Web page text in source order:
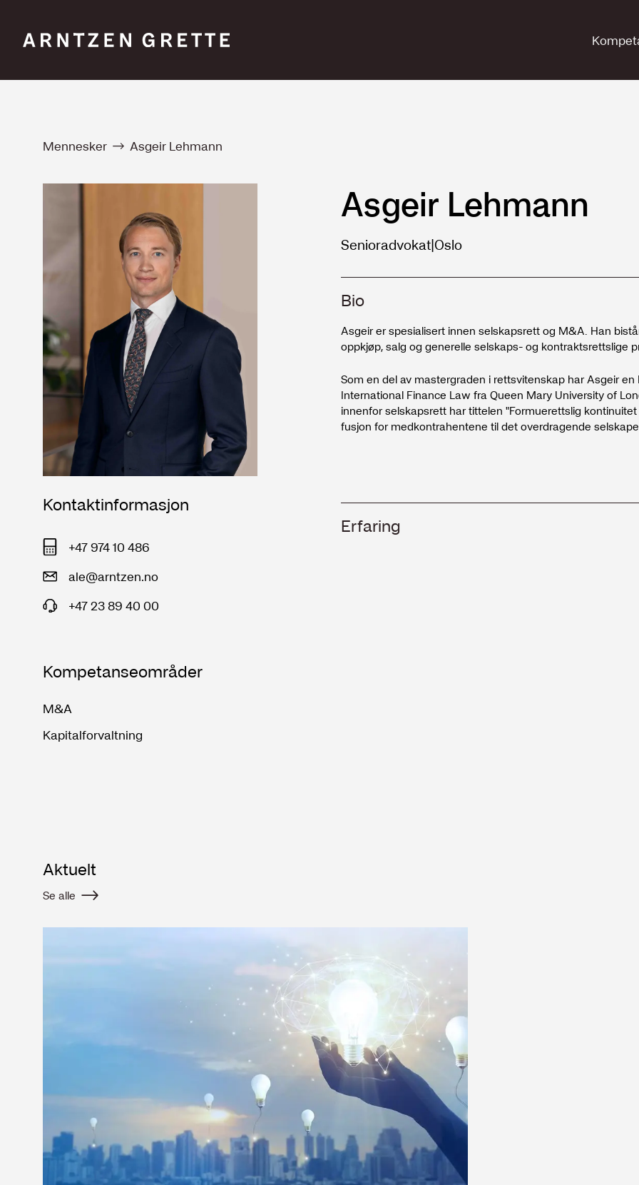
Mennesker Asgeir Lehmann
Kontaktinformasjon
+47 974 10 486
ale@arntzen.no
+47 23 89 40 00
Kompetanseområder
M&A
Kapitalforvaltning
Asgeir Lehmann
Senioradvokat|Oslo
Bio
Asgeir er spesialisert innen selskapsrett og M&A. Han
oppkjøp, salg og generelle selskaps- og kontraktsrettslige
Som en del av mastergraden i rettsvitenskap har Asgeir
International Finance Law fra Queen Mary University of
innenfor selskapsrett har tittelen "Formuerettslig
fusjon for medkontrahentene til det overdragende
Erfaring
2016 - 2017
Universitetet i Bergen
Arbeidsgruppeleder
Utdanning
2019 - 2020
Queen Mary University of London
Spesialfag som en del av mastergraden
2015 - 2020
Universitetet i Oslo
Master i rettsvitenskap
Aktuelt
Se alle